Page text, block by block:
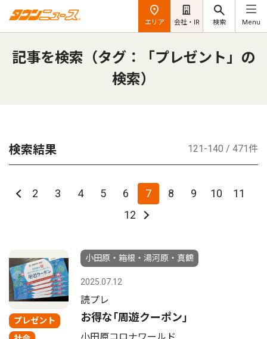
エリア 会社・IR 検索 Menu
記事を検索（タグ：「プレゼント」の
検索）
検索結果 121-140 / 471件
2 3 4 5 6 7 8 9 10
11
12
プレゼント
小田原・箱根・湯河原・真鶴
2025.07.12
読プレ
お得な｢周遊クーポン｣